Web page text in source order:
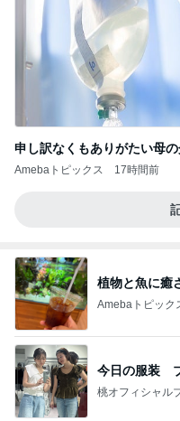
申し訳なくもありがたい母
Amebaトピックス 17時間前
植物と魚に癒
Amebaトピック
今日の服装
桃オフィシャル